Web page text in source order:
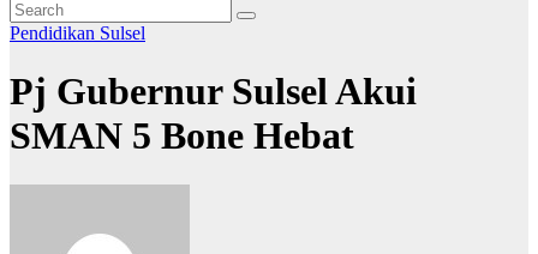
Pendidikan Sulsel
Pj Gubernur Sulsel Akui
SMAN 5 Bone Hebat